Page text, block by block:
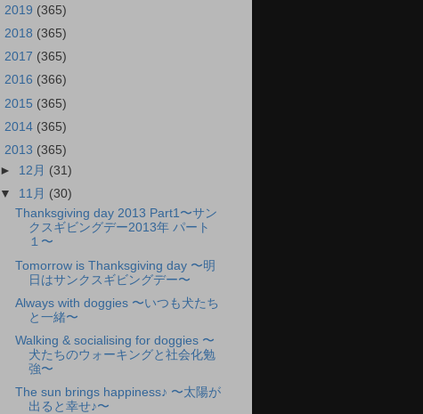
2019 (365)
2018 (365)
2017 (365)
2016 (366)
2015 (365)
2014 (365)
2013 (365)
► 12月 (31)
▼ 11月 (30)
Thanksgiving day 2013 Part1〜サン
クスギビングデー2013年 パート
１〜
Tomorrow is Thanksgiving day 〜明
日はサンクスギビングデー〜
Always with doggies 〜いつも犬たち
と一緒〜
Walking & socialising for doggies 〜
犬たちのウォーキングと社会化勉
強〜
The sun brings happiness♪ 〜太陽が
出ると幸せ♪〜